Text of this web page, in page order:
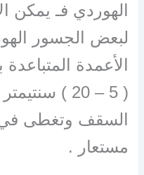
الهوردي فـ يمكن
لبعض الجسور
الأعمدة
( 5 – 20 )
السقف وتغطى
مستعار .